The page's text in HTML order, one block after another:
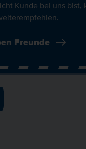
Kunde bei uns bist,
Freunde